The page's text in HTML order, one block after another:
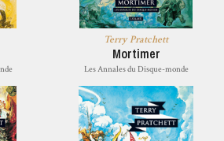
Terry Pratchett
Mortimer
Les Annales du Disque-monde